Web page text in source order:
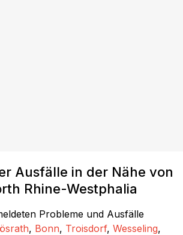
Ausfälle in der Nähe von
Rhine-Westphalia
Probleme und Ausfälle
, Bonn, Troisdorf, Wesseling,